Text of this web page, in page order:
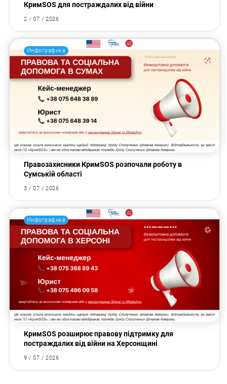
КримSOS для постраждалих від війни
2 / 07 / 2026
Инфографика
Правозахисники КримSOS розпочали роботу в
Сумській області
3 / 07 / 2026
Инфографика
КримSOS розширює правову підтримку для
постраждалих від війни на Херсонщині
9 / 07 / 2026